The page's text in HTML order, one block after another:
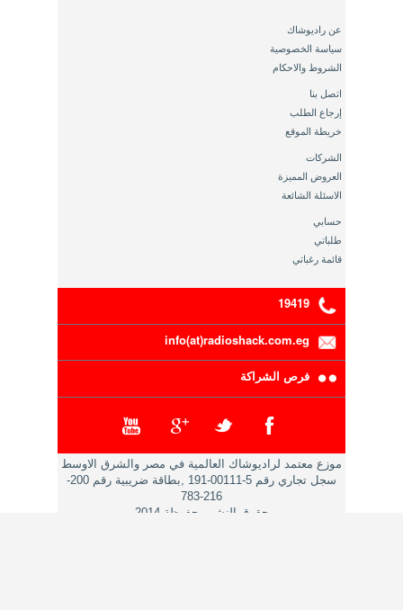
عن راديوشاك
سياسة الخصوصية
الشروط والاحكام
اتصل بنا
إرجاع الطلب
خريطة الموقع
الشركات
العروض المميزة
الاسئلة الشائعة
حسابي
طلباتي
قائمة رغباتي
19419
info(at)radioshack.com.eg
فرص الشراكة
موزع معتمد لراديوشاك العالمية في مصر والشرق الاوسط
سجل تجاري رقم 5-00111-191 ,بطاقة ضريبية رقم 200-
216-783
حقوق النشر محفوظة 2014